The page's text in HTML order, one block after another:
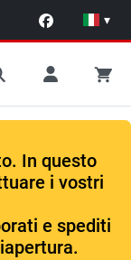
▾
In questo
i vostri
e spediti